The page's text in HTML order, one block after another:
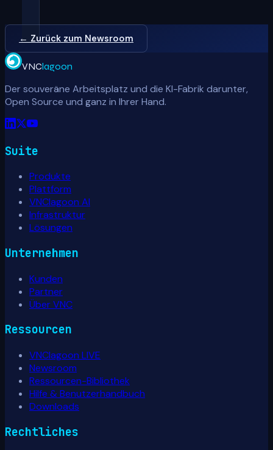
← Zurück zum Newsroom
VNClagoon
Der souveräne Arbeitsplatz und die KI-Fabrik darunter,
Open Source und ganz in Ihrer Hand.
Suite
Produkte
Plattform
VNClagoon AI
Infrastruktur
Lösungen
Unternehmen
Kunden
Partner
Über VNC
Ressourcen
VNClagoon LIVE
Newsroom
Ressourcen-Bibliothek
Hilfe & Benutzerhandbuch
Downloads
Rechtliches